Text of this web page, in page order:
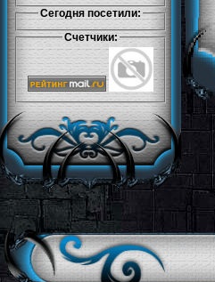
Сегодня посетили:
Счетчики: